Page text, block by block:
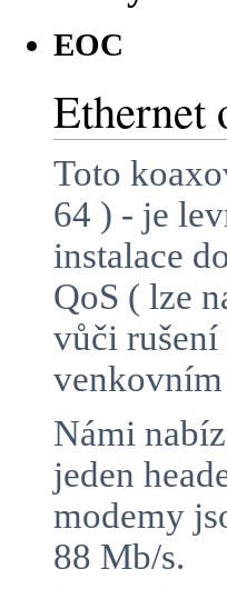
EOC
Ethernet
Toto
64 ) - je
instalace
QoS ( lze
vůči
Námi
jeden
modemy
88 Mb/s.